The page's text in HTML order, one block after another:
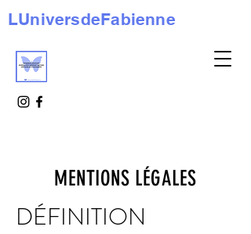
LUniversdeFabienne
MENTIONS LÉGALES
DÉFINITION